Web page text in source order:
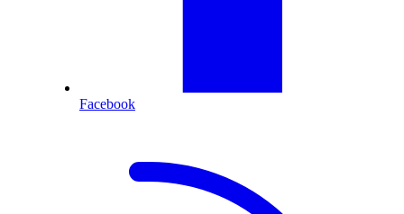
Facebook